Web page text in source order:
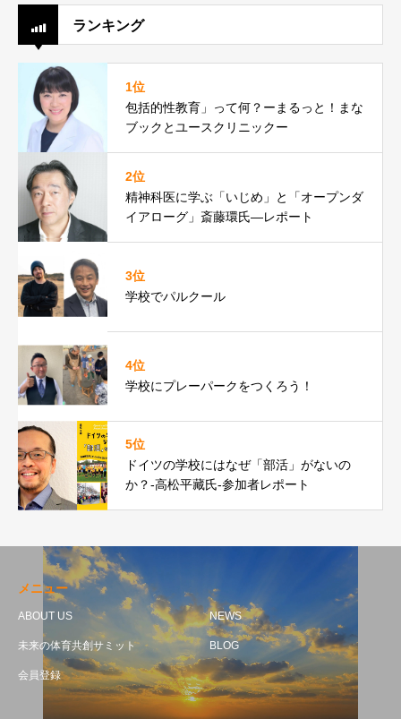
ランキング
1位
包括的性教育」って何？ーまるっと！まな
ブックとユースクリニックー
2位
精神科医に学ぶ「いじめ」と「オープンダ
イアローグ」斎藤環氏―レポート
3位
学校でパルクール
4位
学校にプレーパークをつくろう！
5位
ドイツの学校にはなぜ「部活」がないの
か？-高松平藏氏-参加者レポート
メニュー
ABOUT US NEWS
未来の体育共創サミット BLOG
会員登録